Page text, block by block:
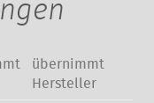
übernimmt
Hersteller